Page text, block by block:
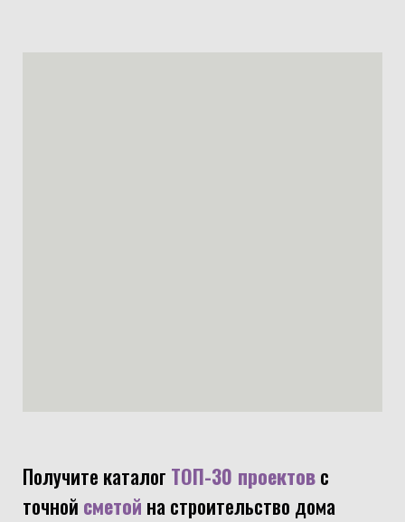
Получите каталог ТОП-30 проектовс
точной сметой на строительство дома